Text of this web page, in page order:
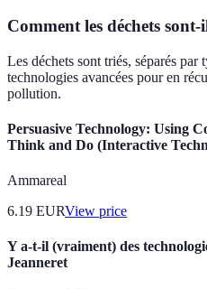
Comment les déchets sont-
Les déchets sont triés, séparés par
technologies avancées pour en
pollution.
Persuasive Technology: Using
Think and Do (Interactive
Ammareal
6.19 EURView price
Y a-t-il (vraiment) des
Jeanneret